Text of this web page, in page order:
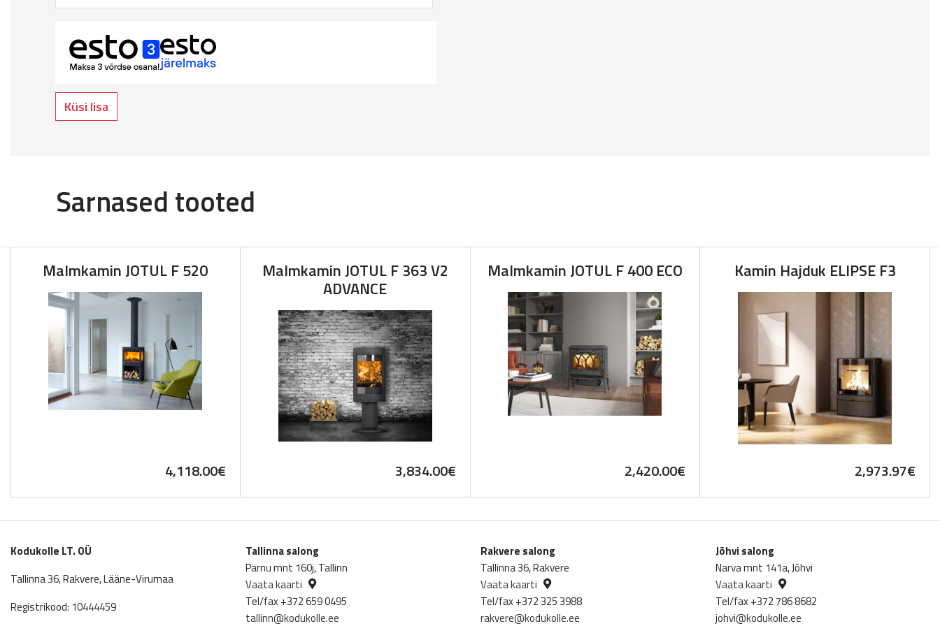
Küsi lisa
Sarnased tooted
Malmkamin JOTUL F 520
4,118.00€
Malmkamin JOTUL F 363 V2
ADVANCE
3,834.00€
Malmkamin JOTUL F 400 ECO
2,420.00€
Kamin Hajduk ELIPSE F3
2,973.97€
Kodukolle LT. OÜ
Tallinna 36, Rakvere, Lääne-Virumaa
Registrikood: 10444459
Tallinna salong
Pärnu mnt 160j, Tallinn
Vaata kaarti
Tel/fax +372 659 0495
tallinn@kodukolle.ee
Rakvere salong
Tallinna 36, Rakvere
Vaata kaarti
Tel/fax +372 325 3988
rakvere@kodukolle.ee
Jõhvi salong
Narva mnt 141a, Jõhvi
Vaata kaarti
Tel/fax +372 786 8682
johvi@kodukolle.ee